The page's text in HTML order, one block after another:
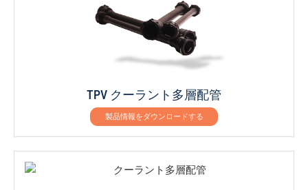
TPV クーラント多層配管
製品情報をダウンロードする